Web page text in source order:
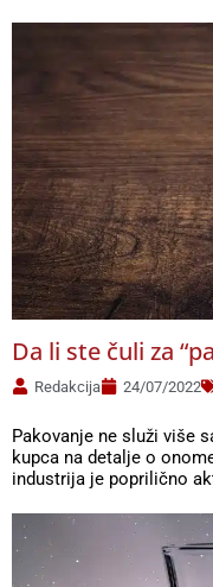
Da li ste čuli za
Redakcija 24/07/2022
Pakovanje ne služi više
kupca na detalje o
industrija je poprilično